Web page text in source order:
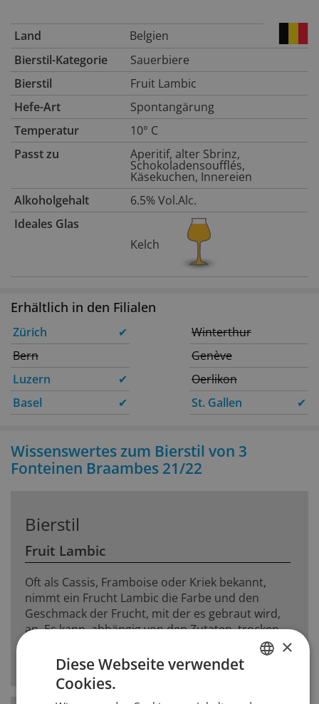
Land
Belgien
Bierstil-Kategorie
Sauerbiere
Bierstil
Fruit Lambic
Hefe-Art
Spontangärung
Temperatur
10° C
Passt zu
Aperitif, alter Sbrinz,
Schokoladensoufflés,
Käsekuchen, Innereien
Alkoholgehalt
6.5% Vol.Alc.
Ideales Glas
Kelch
Erhältlich in den Filialen
Zürich
✔
Bern
Luzern
✔
Basel
✔
Winterthur
Genève
Oerlikon
St. Gallen
✔
Wissenswertes zum Bierstil von 3
Fonteinen Braambes 21/22
Bierstil
Fruit Lambic
Oft als Cassis, Framboise oder Kriek bekannt,
nimmt ein Frucht Lambic die Farbe und den
Geschmack der Frucht, mit der es gebraut wird,
an. Es kann, abhängig von den Zutaten, trocken
aufwändig hergestellt.
×
Diese Webseite verwendet
Cookies.